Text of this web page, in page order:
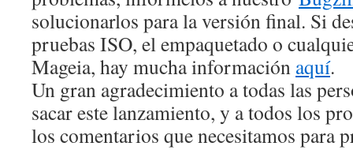
solucionarlos para la versión final. Si
pruebas ISO, el empaquetado o
Mageia, hay mucha información aquí.
Un gran agradecimiento a todas las
sacar este lanzamiento, y a todos los
los comentarios que necesitamos para